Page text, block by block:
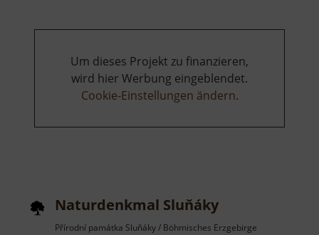
Um dieses Projekt zu finanzieren,
wird hier Werbung eingeblendet.
Cookie-Einstellungen ändern.
Naturdenkmal Sluňáky
Přírodní památka Sluňáky / Böhmisches Erzgebirge